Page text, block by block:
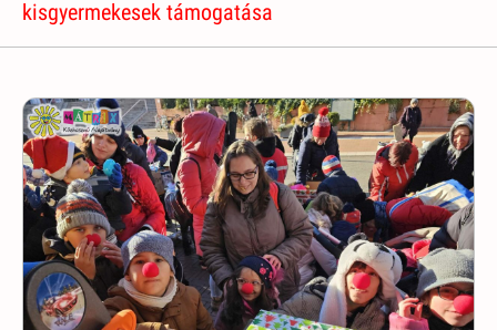
kisgyermekesek támogatása